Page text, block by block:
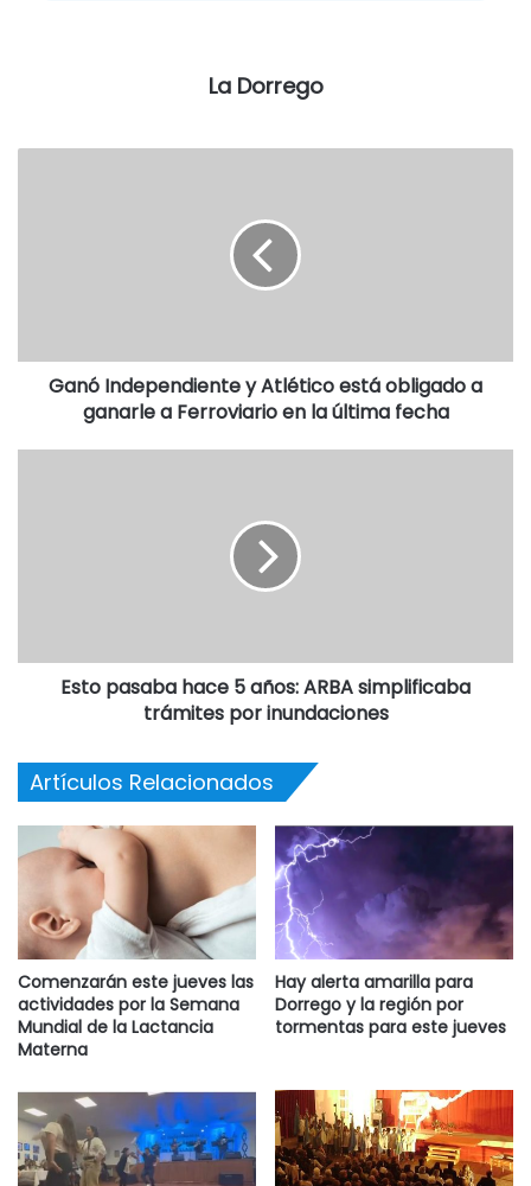
La Dorrego
Ganó Independiente y Atlético está obligado a
ganarle a Ferroviario en la última fecha
Esto pasaba hace 5 años: ARBA simplificaba
trámites por inundaciones
Artículos Relacionados
Comenzarán este jueves las
actividades por la Semana
Mundial de la Lactancia
Materna
Hay alerta amarilla para
Dorrego y la región por
tormentas para este jueves